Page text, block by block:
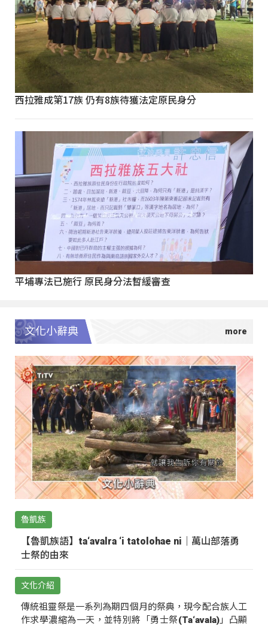
西拉雅成第17族 仍有8族待獲法定原民身分
平埔專法已施行 原民身分法暫緩審查
文化小辭典
魯凱族
【魯凱族語】ta‘avalra ‘i tatolohae ni｜萬山部落勇
士祭的由來
文化介紹
傳統祖靈祭是一系列為期四個月的祭典，現今配合族人工
作求學濃縮為一天，並特別將「勇士祭(Ta‘avala)」凸顯